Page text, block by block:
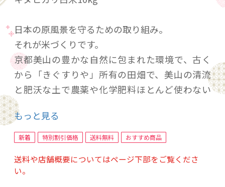
日本の原風景を守るための取り組み。
それが米づくりです。
京都美山の豊かな自然に包まれた環境で、古く
から「きぐすりや」所有の田畑で、美山の清流
と肥沃な土で農薬や化学肥料ほとんど使わない
減農薬栽培にこだわり、自然の仕組みを利用し
ながら栽培しています。
もっと見る
新着 特別割引価格 送料無料 おすすめ商品
送料や店舗概要についてはページ下部をご覧くださ
い。